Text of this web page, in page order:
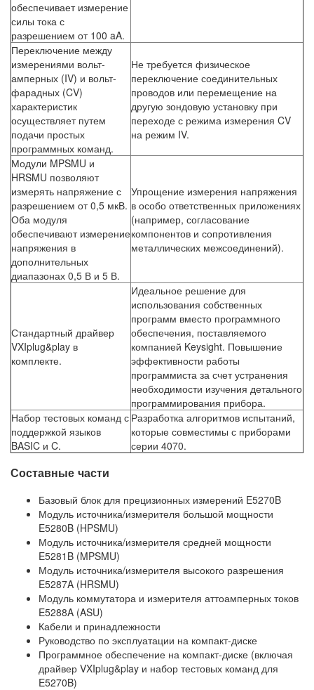
обеспечивает измерение
силы тока с
разрешением от 100 aA.
Переключение между
измерениями вольт-
амперных (IV) и вольт-
фарадных (CV)
характеристик
осуществляет путем
подачи простых
программных команд.
Не требуется физическое
переключение соединительных
проводов или перемещение на
другую зондовую установку при
переходе с режима измерения CV
на режим IV.
Модули MPSMU и
HRSMU позволяют
измерять напряжение с
разрешением от 0,5 мкВ.
Оба модуля
обеспечивают измерение
напряжения в
дополнительных
диапазонах 0,5 В и 5 В.
Упрощение измерения напряжения
в особо ответственных приложениях
(например, согласование
компонентов и сопротивления
металлических межсоединений).
Стандартный драйвер
VXIplug&play в
комплекте.
Идеальное решение для
использования собственных
программ вместо программного
обеспечения, поставляемого
компанией Keysight. Повышение
эффективности работы
программиста за счет устранения
необходимости изучения детального
программирования прибора.
Набор тестовых команд с
поддержкой языков
BASIC и C.
Разработка алгоритмов испытаний,
которые совместимы с приборами
серии 4070.
Составные части
Базовый блок для прецизионных измерений E5270B
Модуль источника/измерителя большой мощности
E5280B (HPSMU)
Модуль источника/измерителя средней мощности
E5281B (MPSMU)
Модуль источника/измерителя высокого разрешения
E5287A (HRSMU)
Модуль коммутатора и измерителя аттоамперных токов
E5288A (ASU)
Кабели и принадлежности
Руководство по эксплуатации на компакт-диске
Программное обеспечение на компакт-диске (включая
драйвер VXIplug&play и набор тестовых команд для
E5270B)